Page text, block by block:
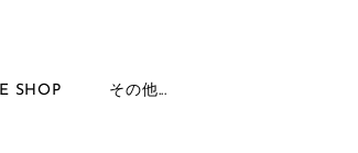
SHOP その他...